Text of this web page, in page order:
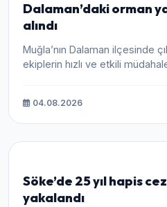
Dalaman’daki orman
alındı
Muğla’nın Dalaman ilçesinde
ekiplerin hızlı ve etkili
04.08.2026
Söke’de 25 yıl hapis
yakalandı